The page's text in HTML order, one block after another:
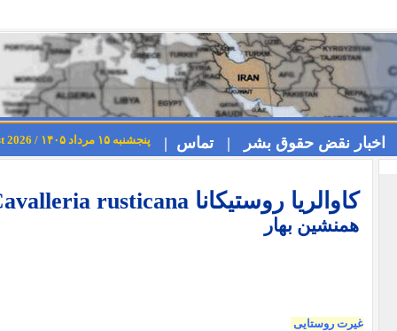
اخبار نقض حقوق بشر | تماس | پنجشنبه ۱۵ مرداد ۱۴۰۵ / Thursday 6th August 2026
کاوالریا روستیکانا Cavalleria rusticana
همنشین بهار
غیرت روستایی